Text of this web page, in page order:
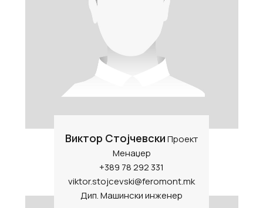
Виктор СтојчевскиПроект
Менаџер
+389 78 292 331
viktor.stojcevski@feromont.mk
Дип. Машински инженер